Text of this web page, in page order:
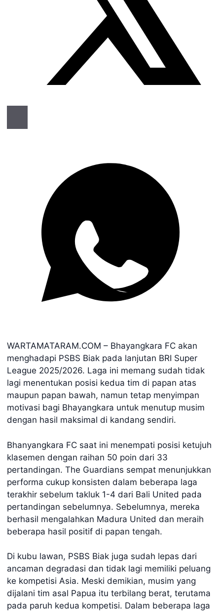
WARTAMATARAM.COM – Bhayangkara FC akan
menghadapi PSBS Biak pada lanjutan BRI Super
League 2025/2026. Laga ini memang sudah tidak
lagi menentukan posisi kedua tim di papan atas
maupun papan bawah, namun tetap menyimpan
motivasi bagi Bhayangkara untuk menutup musim
dengan hasil maksimal di kandang sendiri.
Bhanyangkara FC saat ini menempati posisi ketujuh
klasemen dengan raihan 50 poin dari 33
pertandingan. The Guardians sempat menunjukkan
performa cukup konsisten dalam beberapa laga
terakhir sebelum takluk 1-4 dari Bali United pada
pertandingan sebelumnya. Sebelumnya, mereka
berhasil mengalahkan Madura United dan meraih
beberapa hasil positif di papan tengah.
Di kubu lawan, PSBS Biak juga sudah lepas dari
ancaman degradasi dan tidak lagi memiliki peluang
ke kompetisi Asia. Meski demikian, musim yang
dijalani tim asal Papua itu terbilang berat, terutama
pada paruh kedua kompetisi. Dalam beberapa laga